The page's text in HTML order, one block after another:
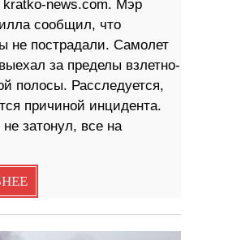
kratko-news.com. Мэр
сообщил, что
не пострадали. Самолет
за пределы взлетно-
полосы. Расследуется,
причиной инцидента.
затонул, все на